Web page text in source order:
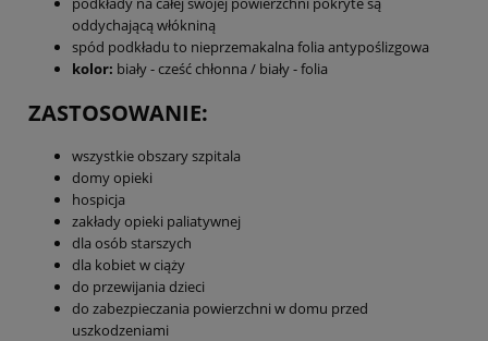
oddychającą włókniną
spód podkładu to nieprzemakalna folia antypoślizgowa
kolor: biały - cześć chłonna / biały - folia
ZASTOSOWANIE:
wszystkie obszary szpitala
domy opieki
hospicja
zakłady opieki paliatywnej
dla osób starszych
dla kobiet w ciąży
do przewijania dzieci
do zabezpieczania powierzchni w domu przed
uszkodzeniami